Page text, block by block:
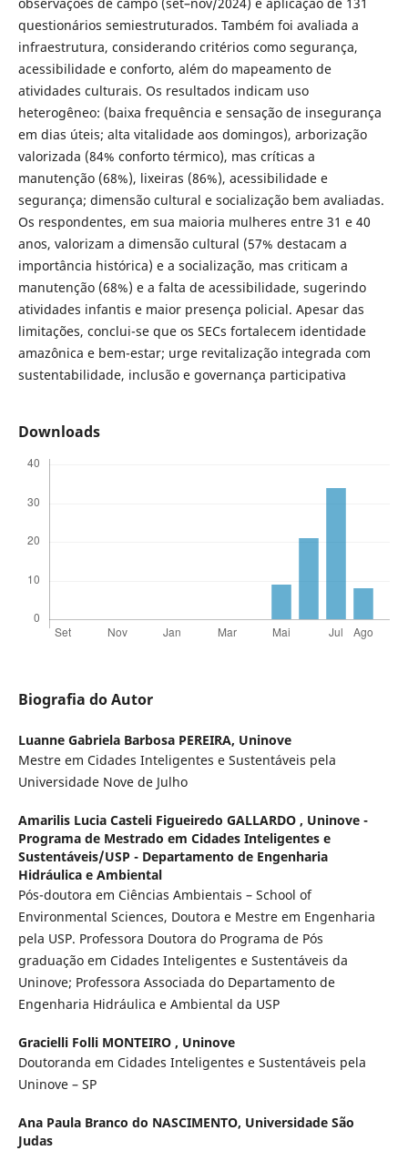
questionários semiestruturados. Também foi avaliada a
infraestrutura, considerando critérios como segurança,
acessibilidade e conforto, além do mapeamento de
atividades culturais. Os resultados indicam uso
heterogêneo: (baixa frequência e sensação de insegurança
em dias úteis; alta vitalidade aos domingos), arborização
valorizada (84% conforto térmico), mas críticas a
manutenção (68%), lixeiras (86%), acessibilidade e
segurança; dimensão cultural e socialização bem avaliadas.
Os respondentes, em sua maioria mulheres entre 31 e 40
anos, valorizam a dimensão cultural (57% destacam a
importância histórica) e a socialização, mas criticam a
manutenção (68%) e a falta de acessibilidade, sugerindo
atividades infantis e maior presença policial. Apesar das
limitações, conclui-se que os SECs fortalecem identidade
amazônica e bem-estar; urge revitalização integrada com
sustentabilidade, inclusão e governança participativa
Downloads
Biografia do Autor
Luanne Gabriela Barbosa PEREIRA, Uninove
Mestre em Cidades Inteligentes e Sustentáveis pela
Universidade Nove de Julho
Amarilis Lucia Casteli Figueiredo GALLARDO , Uninove -
Programa de Mestrado em Cidades Inteligentes e
Sustentáveis/USP - Departamento de Engenharia
Hidráulica e Ambiental
Pós-doutora em Ciências Ambientais – School of
Environmental Sciences, Doutora e Mestre em Engenharia
pela USP. Professora Doutora do Programa de Pós
graduação em Cidades Inteligentes e Sustentáveis da
Uninove; Professora Associada do Departamento de
Engenharia Hidráulica e Ambiental da USP
Gracielli Folli MONTEIRO , Uninove
Doutoranda em Cidades Inteligentes e Sustentáveis pela
Uninove – SP
Ana Paula Branco do NASCIMENTO, Universidade São
Judas